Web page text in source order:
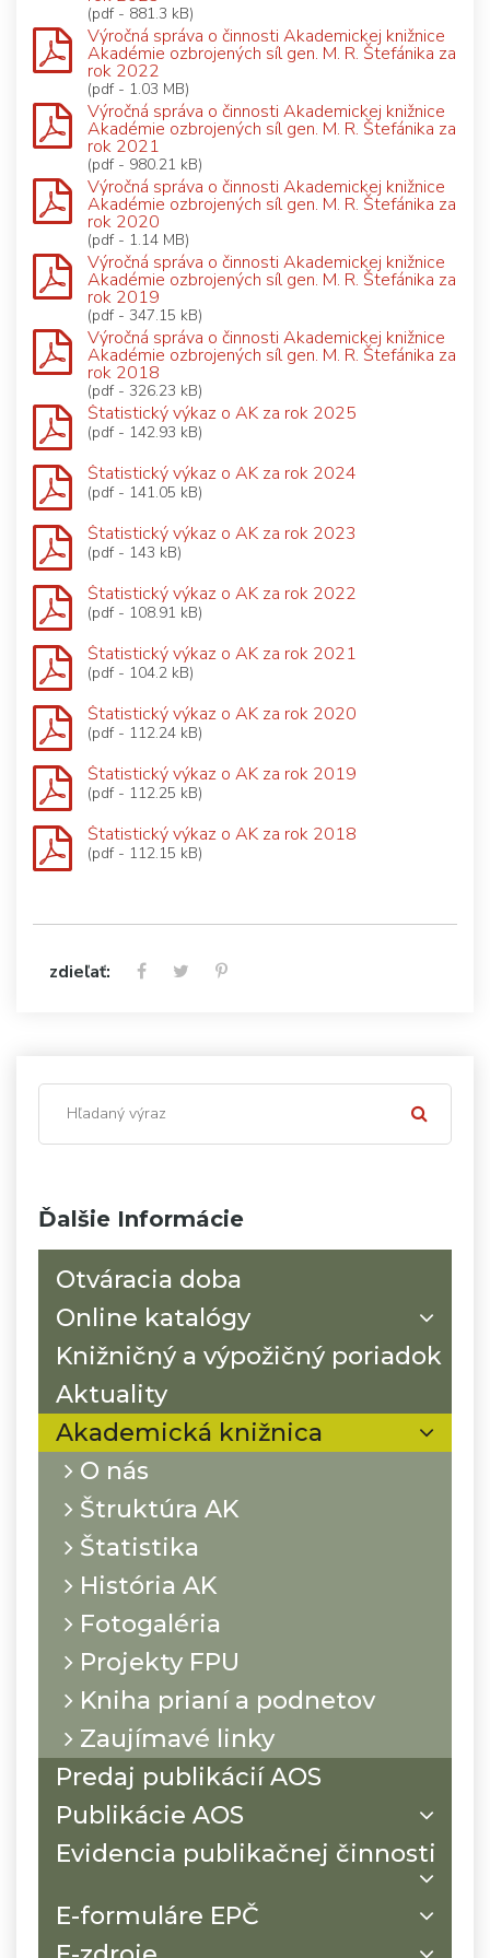
Ďalšie Informácie
Otváracia doba
Online katalógy
Knižničný a výpožičný poriadok
Aktuality
Akademická knižnica
O nás
Štruktúra AK
Štatistika
História AK
Fotogaléria
Projekty FPU
Kniha prianí a podnetov
Zaujímavé linky
Predaj publikácií AOS
Publikácie AOS
Evidencia publikačnej činnosti
E-formuláre EPČ
(pdf - 881.3 kB)
Výročná správa o činnosti Akademickej knižnice
Akadémie ozbrojených síl gen. M. R. Štefánika za
rok 2022
(pdf - 1.03 MB)
Výročná správa o činnosti Akademickej knižnice
Akadémie ozbrojených síl gen. M. R. Štefánika za
rok 2021
(pdf - 980.21 kB)
Výročná správa o činnosti Akademickej knižnice
Akadémie ozbrojených síl gen. M. R. Štefánika za
rok 2020
(pdf - 1.14 MB)
Výročná správa o činnosti Akademickej knižnice
Akadémie ozbrojených síl gen. M. R. Štefánika za
rok 2019
(pdf - 347.15 kB)
Výročná správa o činnosti Akademickej knižnice
Akadémie ozbrojených síl gen. M. R. Štefánika za
rok 2018
(pdf - 326.23 kB)
Štatistický výkaz o AK za rok 2025
(pdf - 142.93 kB)
Štatistický výkaz o AK za rok 2024
(pdf - 141.05 kB)
Štatistický výkaz o AK za rok 2023
(pdf - 143 kB)
Štatistický výkaz o AK za rok 2022
(pdf - 108.91 kB)
Štatistický výkaz o AK za rok 2021
(pdf - 104.2 kB)
Štatistický výkaz o AK za rok 2020
(pdf - 112.24 kB)
Štatistický výkaz o AK za rok 2019
(pdf - 112.25 kB)
Štatistický výkaz o AK za rok 2018
(pdf - 112.15 kB)
zdieľať: